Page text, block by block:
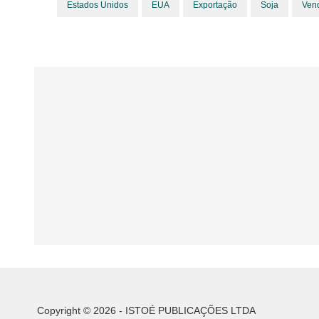
Estados Unidos EUA Exportação Soja
Copyright © 2026 - ISTOÉ PUBLICAÇÕES LTDA